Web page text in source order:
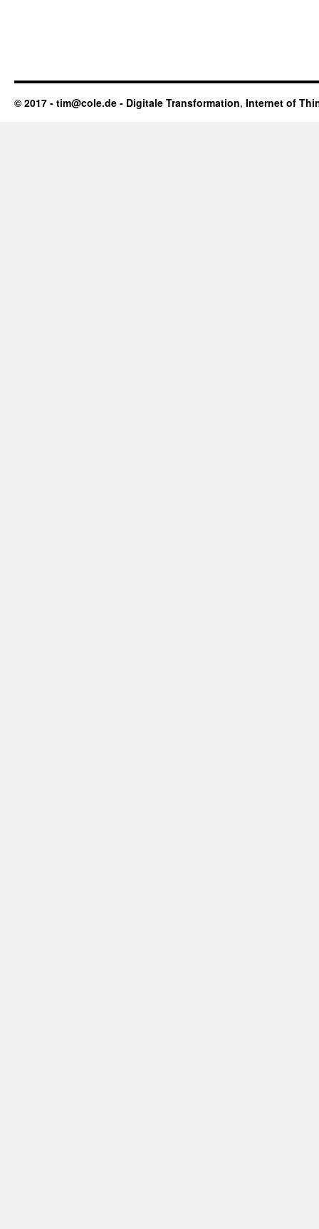
© 2017 - tim@cole.de - Digitale Transformation, Internet of